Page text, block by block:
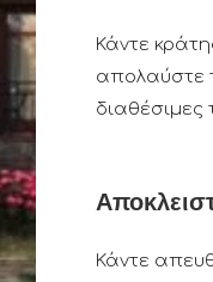
Κάντε
απολαύστε
διαθέσιμες
Κάντε